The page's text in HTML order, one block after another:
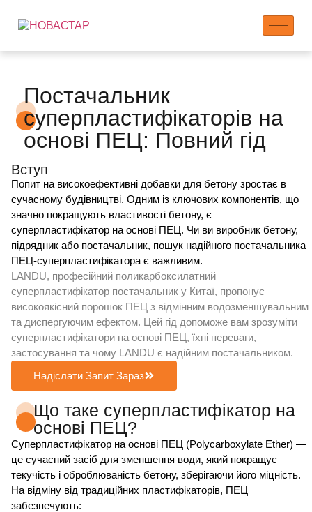
Постачальник
суперпластифікаторів на
основі ПЕЦ: Повний гід
Вступ
Попит на високоефективні добавки для бетону зростає в
сучасному будівництві. Одним із ключових компонентів, що
значно покращують властивості бетону, є
суперпластифікатор на основі ПЕЦ. Чи ви виробник бетону,
підрядник або постачальник, пошук надійного постачальника
ПЕЦ-суперпластифікатора є важливим.
LANDU, професійний поликарбоксилатний
суперпластифікатор постачальник у Китаї, пропонує
високоякісний порошок ПЕЦ з відмінним водозменшувальним
та диспергуючим ефектом. Цей гід допоможе вам зрозуміти
суперпластифікатори на основі ПЕЦ, їхні переваги,
застосування та чому LANDU є надійним постачальником.
Надіслати Запит Зараз
Що таке суперпластифікатор на
основі ПЕЦ?
Суперпластифікатор на основі ПЕЦ (Polycarboxylate Ether) —
це сучасний засіб для зменшення води, який покращує
текучість і оброблюваність бетону, зберігаючи його міцність.
На відміну від традиційних пластифікаторів, ПЕЦ
забезпечують: